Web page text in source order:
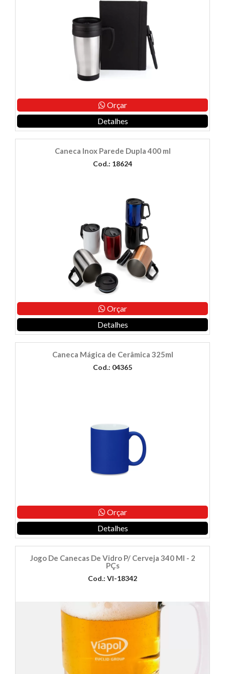
Orçar
Detalhes
Caneca Inox Parede Dupla 400 ml
Cod.: 18624
Orçar
Detalhes
Caneca Mágica de Cerâmica 325ml
Cod.: 04365
Orçar
Detalhes
Jogo De Canecas De Vidro P/ Cerveja 340 Ml - 2
PÇs
Cod.: VI-18342